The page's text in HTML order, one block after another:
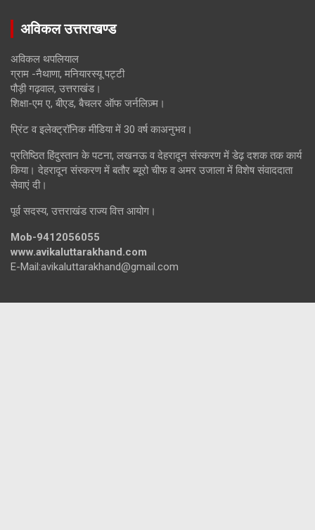
अविकल उत्तराखण्ड
अविकल थपलियाल
ग्राम -नैथाणा, मनियारस्यू पट्टी
पौड़ी गढ़वाल, उत्तराखंड।
शिक्षा-एम ए, बीएड, बैचलर ऑफ जर्नलिज़्म।
प्रिंट व इलेक्ट्रॉनिक मीडिया में 30 वर्ष काअनुभव।
प्रतिष्ठित हिंदुस्तान के पटना, लखनऊ व देहरादून संस्करण में डेढ़ दशक तक कार्य
किया। देहरादून संस्करण में बतौर ब्यूरो चीफ व अमर उजाला में विशेष संवाददाता
सेवाएं दी।
पूर्व सदस्य, उत्तराखंड राज्य वित्त आयोग।
Mob-9412056055
www.avikaluttarakhand.com
E-Mail:avikaluttarakhand@gmail.com